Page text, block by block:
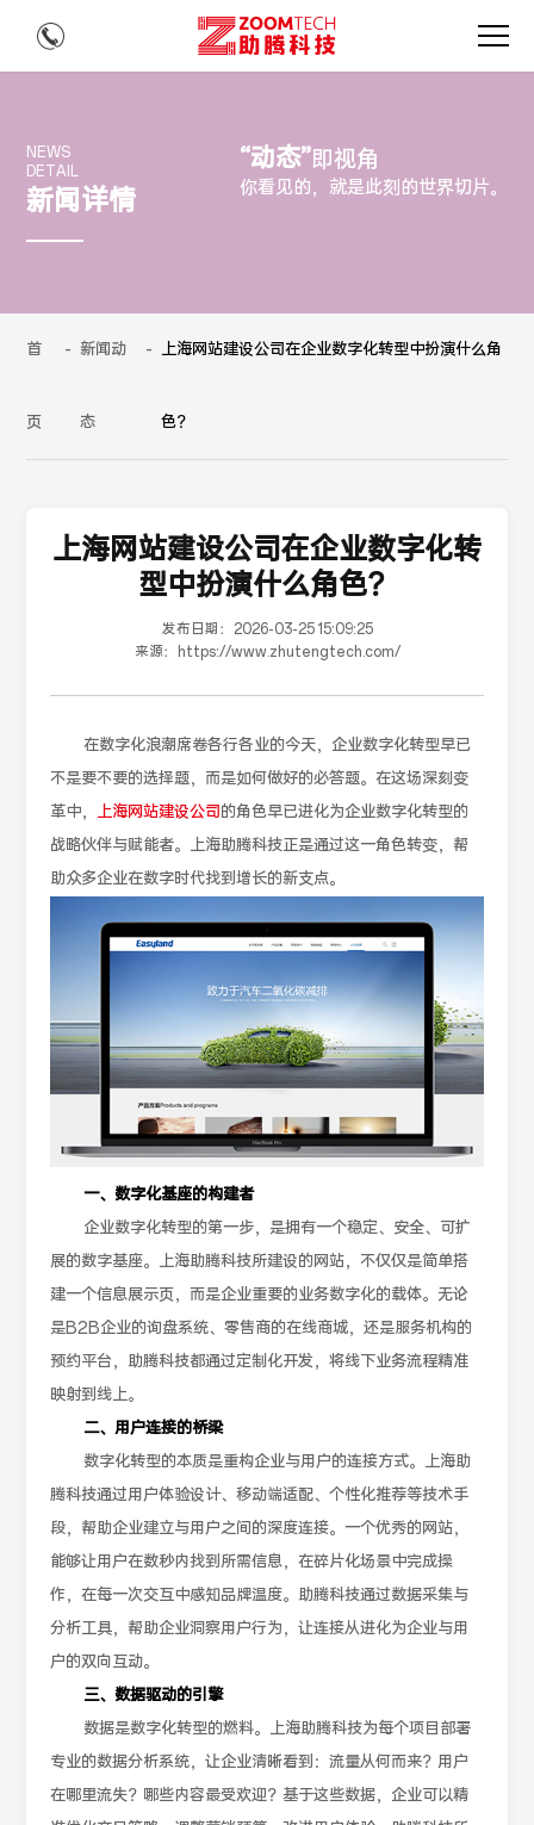
NEWS
DETAIL
新闻详情
“动态”即视角
你看见的，就是此刻的世界切片。
首
页
- 新闻动
态
- 上海网站建设公司在企业数字化转型中扮演什么角
色？
上海网站建设公司在企业数字化转
型中扮演什么角色？
发布日期：
2026-03-25 15:09:25
来源：
https://www.zhutengtech.com/
在数字化浪潮席卷各行各业的今天，企业数字化转型早已
不是要不要的选择题，而是如何做好的必答题。在这场深刻变
革中， 上海网站建设公司的角色早已进化为企业数字化转型的
战略伙伴与赋能者。上海助腾科技正是通过这一角色转变，帮
助众多企业在数字时代找到增长的新支点。
一、数字化基座的构建者
企业数字化转型的第一步，是拥有一个稳定、安全、可扩
展的数字基座。上海助腾科技所建设的网站，不仅仅是简单搭
建一个信息展示页，而是企业重要的业务数字化的载体。无论
是B2B企业的询盘系统、零售商的在线商城，还是服务机构的
预约平台，助腾科技都通过定制化开发，将线下业务流程精准
映射到线上。
二、用户连接的桥梁
数字化转型的本质是重构企业与用户的连接方式。上海助
腾科技通过用户体验设计、移动端适配、个性化推荐等技术手
段，帮助企业建立与用户之间的深度连接。一个优秀的网站，
能够让用户在数秒内找到所需信息，在碎片化场景中完成操
作，在每一次交互中感知品牌温度。助腾科技通过数据采集与
分析工具，帮助企业洞察用户行为，让连接从进化为企业与用
户的双向互动。
三、数据驱动的引擎
数据是数字化转型的燃料。上海助腾科技为每个项目部署
专业的数据分析系统，让企业清晰看到：流量从何而来？用户
在哪里流失？哪些内容最受欢迎？基于这些数据，企业可以精